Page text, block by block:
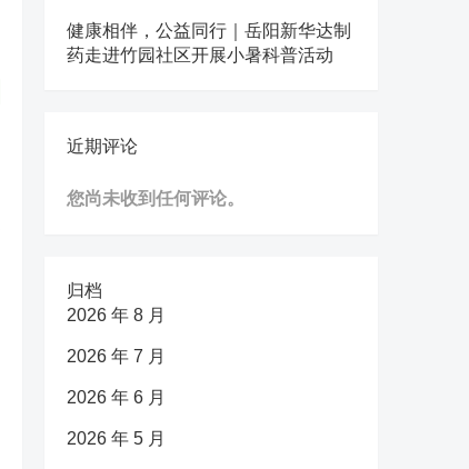
健康相伴，公益同行｜岳阳新华达制
药走进竹园社区开展小暑科普活动
近期评论
您尚未收到任何评论。
归档
2026 年 8 月
2026 年 7 月
2026 年 6 月
2026 年 5 月